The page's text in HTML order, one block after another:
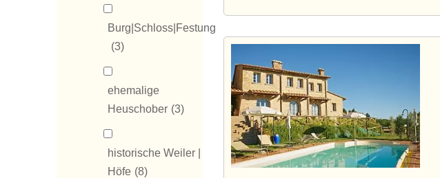
Burg|Schloss|Festung
(3)
ehemalige
Heuschober (3)
historische Weiler |
Höfe (8)